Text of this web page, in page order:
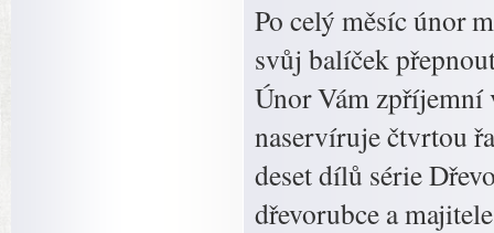
Po celý měsíc únor
svůj balíček
Únor Vám zpříjemní
naservíruje čtvrtou
deset dílů série
dřevorubce a